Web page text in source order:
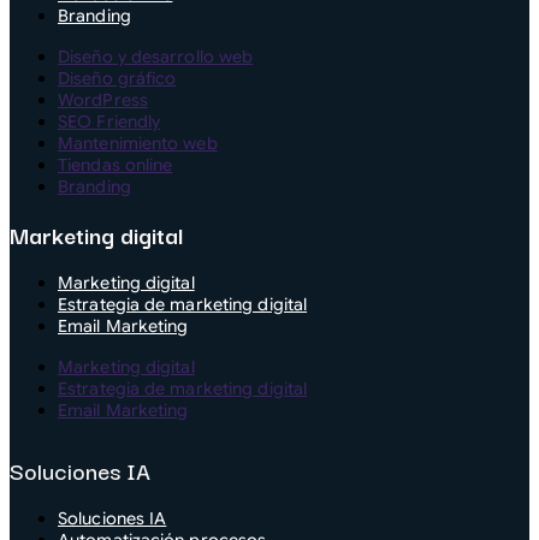
Branding
Diseño y desarrollo web
Diseño gráfico
WordPress
SEO Friendly
Mantenimiento web
Tiendas online
Branding
Marketing digital
Marketing digital
Estrategia de marketing digital
Email Marketing
Marketing digital
Estrategia de marketing digital
Email Marketing
Soluciones IA
Soluciones IA